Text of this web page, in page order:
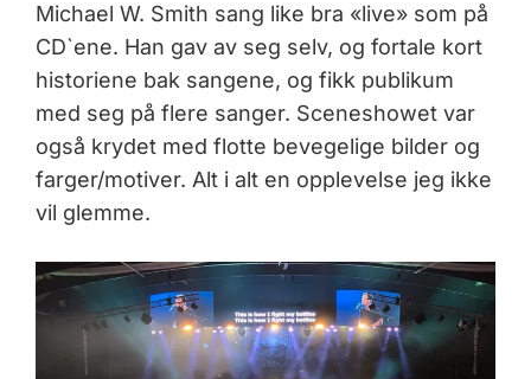
Michael W. Smith sang like bra «live» som på
CD`ene. Han gav av seg selv, og fortale kort
historiene bak sangene, og fikk publikum
med seg på flere sanger. Sceneshowet var
også krydet med flotte bevegelige bilder og
farger/motiver. Alt i alt en opplevelse jeg ikke
vil glemme.